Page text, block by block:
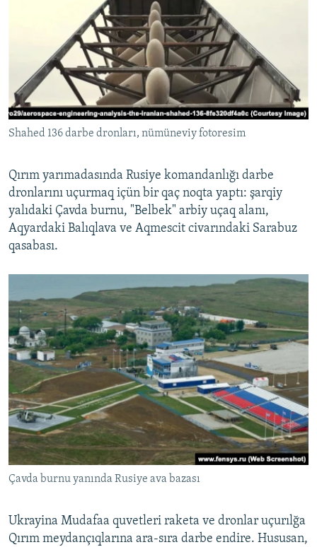
Shahed 136 darbe dronları, nümüneviy fotoresim
Qırım yarımadasında Rusiye komandanlığı darbe
dronlarını uçurmaq içün bir qaç noqta yaptı: şarqiy
yalıdaki Çavda burnu, "Belbek" arbiy uçaq alanı,
Aqyardaki Balıqlava ve Aqmescit civarındaki Sarabuz
qasabası.
Çavda burnu yanında Rusiye ava bazası
Ukrayina Mudafaa quvetleri raketa ve dronlar uçurılğa
Qırım meydançıqlarına ara-sıra darbe endire. Hususan,